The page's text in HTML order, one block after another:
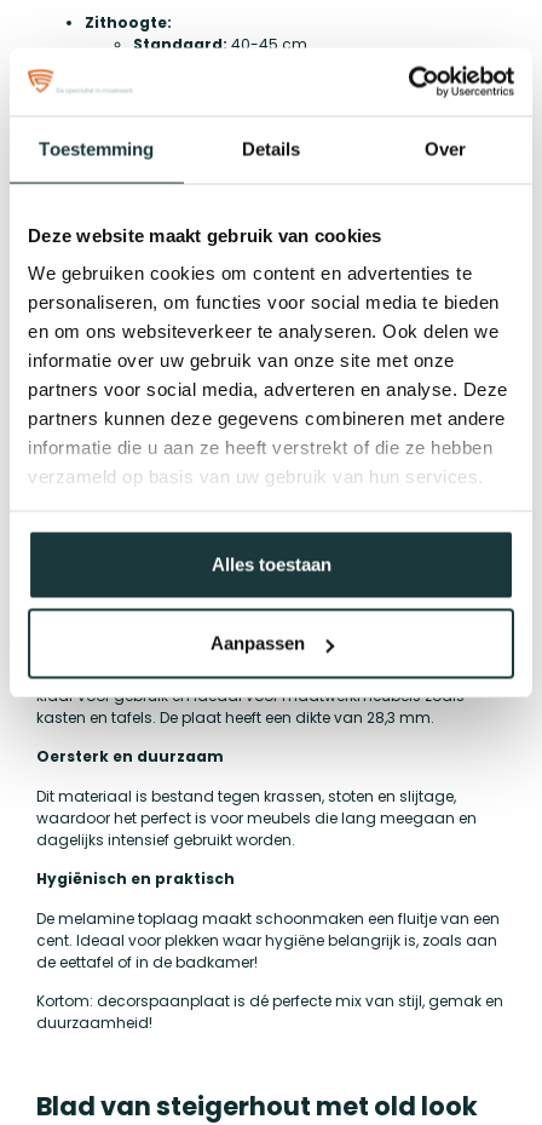
Toestemming Details Over
Deze website maakt gebruik van cookies
We gebruiken cookies om content en advertenties te
personaliseren, om functies voor social media te bieden
en om ons websiteverkeer te analyseren. Ook delen we
informatie over uw gebruik van onze site met onze
partners voor social media, adverteren en analyse. Deze
partners kunnen deze gegevens combineren met andere
informatie die u aan ze heeft verstrekt of die ze hebben
verzameld op basis van uw gebruik van hun services.
Alles toestaan
Aanpassen
Zithoogte:
Standaard: 40-45 cm
Geschikt voor de meeste eettafels en zorgt voor
Biedt voldoende ruimte om comfortabel te zitten.
Medium: 120-150 cm
Voor 2-3 personen, ideaal voor gemiddelde
ruimtes.
Groot:180-200 cm
Voor 3-4 personen, biedt extra ruimte en comfort.
Blad van Decolegno
CLEAF by Decolegno is dé pionier in decoratief plaatmateriaal
ook wel MFC of melamine genoemd, is dé alleskunner als het
spaanplaatkern en decoratieve lagen in verschillende
toevoeging van melaminehars. Zo krijg je een duurzaam
product met een prachtige uitstraling!
Supermakkelijk in gebruik
Geen gedoe met beitsen of lakken! Decorspaanplaat is direct
klaar voor gebruik en ideaal voor maatwerkmeubels zoals
kasten en tafels. De plaat heeft een dikte van 28,3 mm.
Oersterk en duurzaam
Dit materiaal is bestand tegen krassen, stoten en slijtage,
waardoor het perfect is voor meubels die lang meegaan en
dagelijks intensief gebruikt worden.
Hygiënisch en praktisch
De melamine toplaag maakt schoonmaken een fluitje van een
cent. Ideaal voor plekken waar hygiëne belangrijk is, zoals aan
de eettafel of in de badkamer!
Kortom: decorspaanplaat is dé perfecte mix van stijl, gemak en
duurzaamheid!
Blad van steigerhout met old look